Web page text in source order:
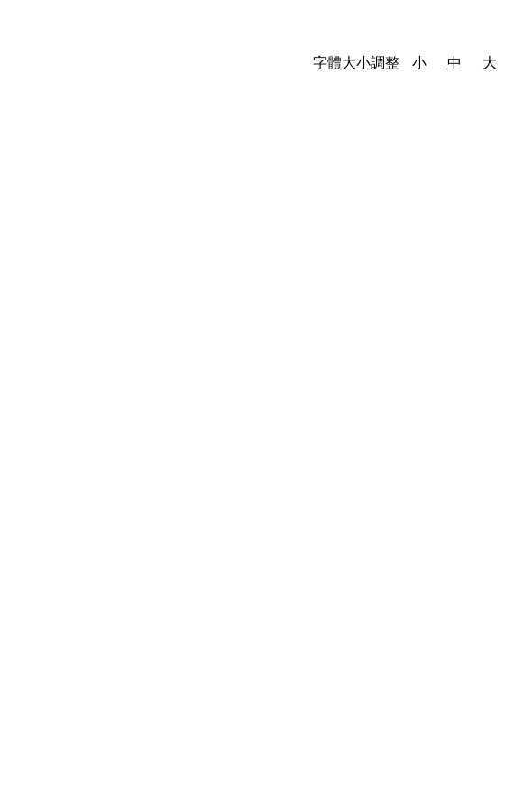
字體大小調整 小 中
大